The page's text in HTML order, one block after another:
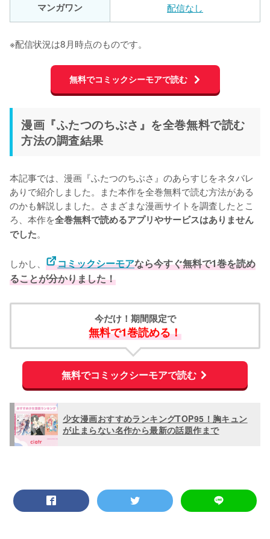
マンガワン 配信なし
※配信状況は8月時点のものです。
無料でコミックシーモアで読む
漫画『ふたつのちぶさ』を全巻無料で読む
方法の調査結果
本記事では、漫画『ふたつのちぶさ』のあらすじをネタバレ
ありで紹介しました。また本作を全巻無料で読む方法がある
のかも解説しました。さまざまな漫画サイトを調査したとこ
ろ、本作を全巻無料で読めるアプリやサービスはありません
でした。
しかし、 コミックシーモアなら今すぐ無料で1巻を読め
ることが分かりました！
今だけ！期間限定で
無料で1巻読める！
無料でコミックシーモアで読む
少女漫画おすすめランキングTOP95！胸キュン
が止まらない名作から最新の話題作まで